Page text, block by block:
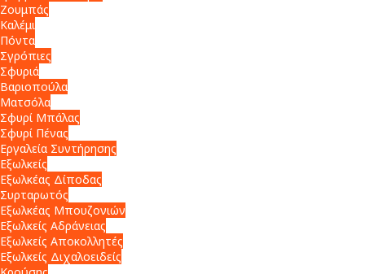
Ζουμπάς
Καλέμι
Πόντα
Σγρόπιες
Σφυριά
Βαριοπούλα
Ματσόλα
Σφυρί Μπάλας
Σφυρί Πένας
Εργαλεία Συντήρησης
Εξωλκείς
Εξωλκέας Δίποδας
Συρταρωτός
Εξωλκέας Μπουζονιών
Εξωλκείς Αδράνειας
Εξωλκείς Αποκολλητές
Εξωλκείς Διχαλοειδείς